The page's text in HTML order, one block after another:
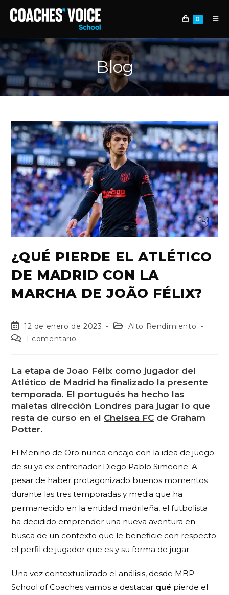
0
Blog
¿QUÉ PIERDE EL ATLÉTICO
DE MADRID CON LA
MARCHA DE JOÃO FÉLIX?
12 de enero de 2023
Alto Rendimiento
1 comentario
La etapa deJoão Félix como jugador del
Atlético de Madrid ha finalizado la presente
temporada. El portugués ha hecho las
maletas dirección Londres para jugar lo que
resta de curso en el Chelsea FC de Graham
Potter.
El Menino de Oro nunca encajo con la idea de juego
de su ya ex entrenador Diego Pablo Simeone. A
pesar de haber protagonizado buenos momentos
durante las tres temporadas y media que ha
permanecido en la entidad madrileña, el futbolista
ha decidido emprender una nueva aventura en
busca de un contexto que le beneficie con respecto
el perfil de jugador que es y su forma de jugar.
Una vez contextualizado el análisis, desde MBP
School of Coaches vamos a destacar qué pierde el